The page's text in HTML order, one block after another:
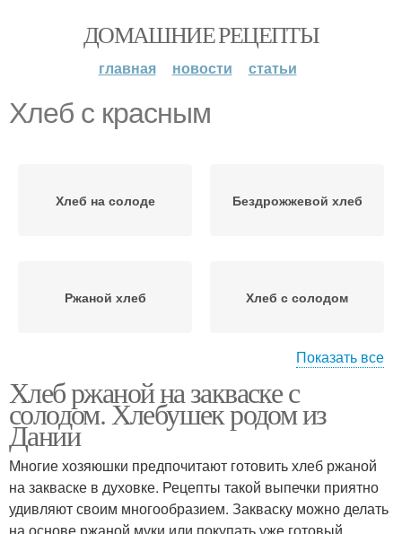
ДОМАШНИЕ РЕЦЕПТЫ
главная новости статьи
Хлеб с красным
Хлеб на солоде Бездрожжевой хлеб
Ржаной хлеб Хлеб с солодом
Закваска для хлеба Хлеб на закваске
Пшенично-ржаной хлеб
Хлеб на ржаной
закваске
Показать все
Хлеб ржаной на закваске с
солодом. Хлебушек родом из
Дании
Многие хозяюшки предпочитают готовить хлеб ржаной
на закваске в духовке. Рецепты такой выпечки приятно
удивляют своим многообразием. Закваску можно делать